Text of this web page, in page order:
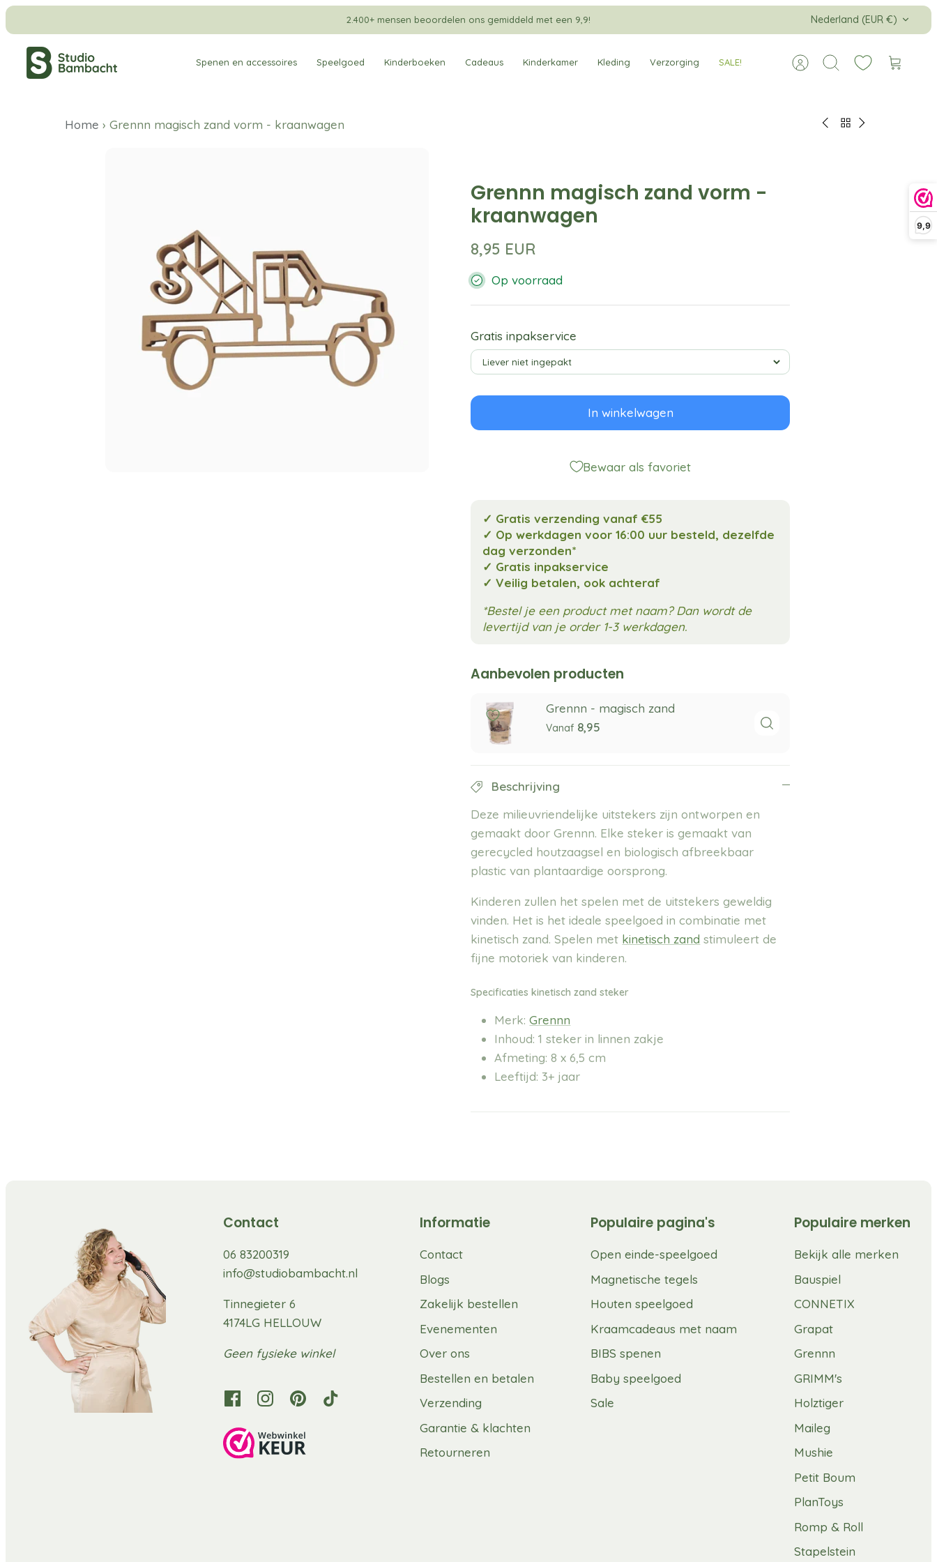
9,9
Meteen
naar
content
2.400+ mensen beoordelen ons gemiddeld met een 9,9! Valuta
Nederland (EUR €)
Spenen en accessoires Speelgoed Kinderboeken Cadeaus Kinderkamer Kleding Verzorging SALE!
AccountZoeken
Home› Grennn magisch zand vorm - kraanwagen
Grennn magisch zand vorm -
kraanwagen
8,95 EUR
Op voorraad
Gratis inpakservice
In winkelwagen
Bewaar als favoriet
✓ Gratis verzending vanaf €55
✓ Op werkdagen voor 16:00 uur besteld, dezelfde
dag verzonden*
✓ Gratis inpakservice
✓ Veilig betalen, ook achteraf
*Bestel je een product met naam? Dan wordt de
levertijd van je order 1-3 werkdagen.
Aanbevolen producten
Grennn - magisch zand
Vanaf 8,95
Beschrijving
Deze milieuvriendelijke uitstekers zijn ontworpen en
gemaakt door Grennn. Elke steker is gemaakt van
gerecycled houtzaagsel en biologisch afbreekbaar
plastic van plantaardige oorsprong.
Kinderen zullen het spelen met de uitstekers geweldig
vinden. Het is het ideale speelgoed in combinatie met
kinetisch zand. Spelen met kinetisch zand stimuleert de
fijne motoriek van kinderen.
Specificaties kinetisch zand steker
Merk:Grennn
Inhoud: 1 steker in linnen zakje
Afmeting: 8 x 6,5 cm
Leeftijd: 3+ jaar
Contact
06 83200319
info@studiobambacht.nl
Tinnegieter 6
4174LG HELLOUW
Geen fysieke winkel
Informatie
Contact
Blogs
Zakelijk bestellen
Evenementen
Over ons
Bestellen en betalen
Verzending
Garantie & klachten
Retourneren
Populaire pagina's
Open einde-speelgoed
Magnetische tegels
Houten speelgoed
Kraamcadeaus met naam
BIBS spenen
Baby speelgoed
Sale
Populaire merken
Bekijk alle merken
Bauspiel
CONNETIX
Grapat
Grennn
GRIMM's
Holztiger
Maileg
Mushie
Petit Boum
PlanToys
Romp & Roll
Stapelstein